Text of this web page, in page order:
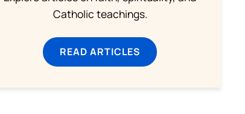
Catholic teachings.
READ ARTICLES